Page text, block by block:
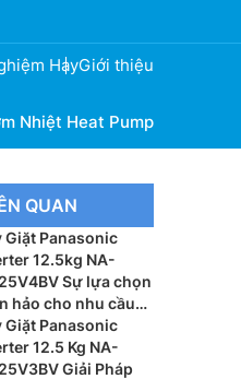
HayGiới thiệu
Nhiệt Heat Pump
QUAN
Giặt Panasonic
12.5kg NA-
Sự lựa chọn
hảo cho nhu cầu
hiện đại
Giặt Panasonic
12.5 Kg NA-
Giải Pháp